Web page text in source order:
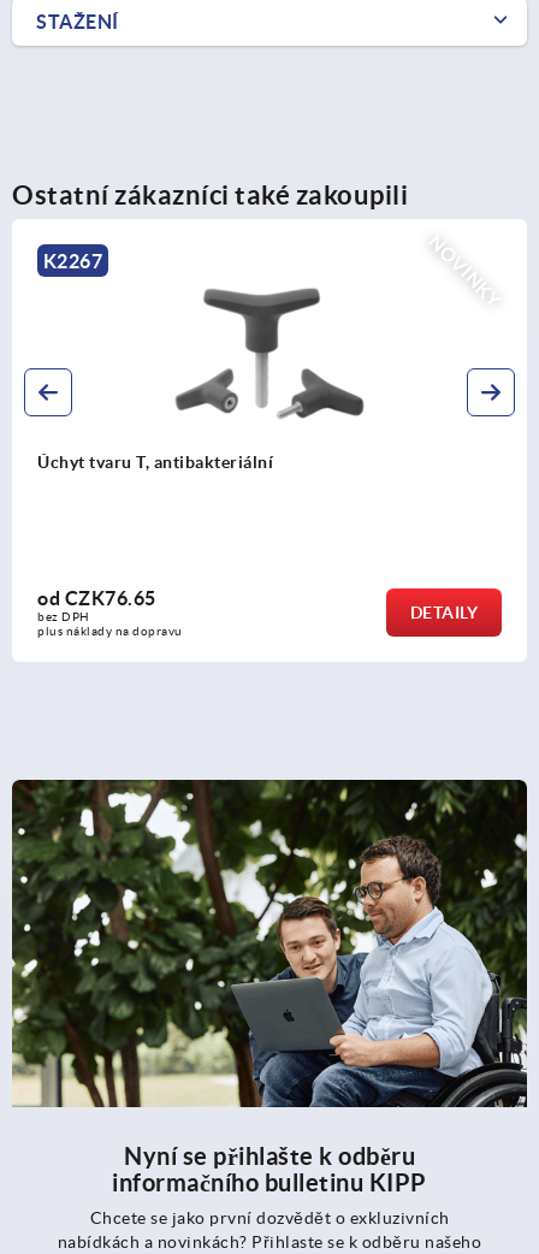
STAŽENÍ
Ostatní zákazníci také zakoupili
NOVINKY
K0790
Fixační čepy s kuličkou, nerezové
od CZK325.47
bez DPH
plus náklady na dopravu
DETAILY
Nyní se přihlašte k odběru
informačního bulletinu KIPP
Chcete se jako první dozvědět o exkluzivních
nabídkách a novinkách? Přihlaste se k odběru našeho